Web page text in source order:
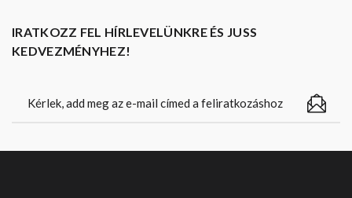
IRATKOZZ FEL HÍRLEVELÜNKRE ÉS JUSS
KEDVEZMÉNYHEZ!